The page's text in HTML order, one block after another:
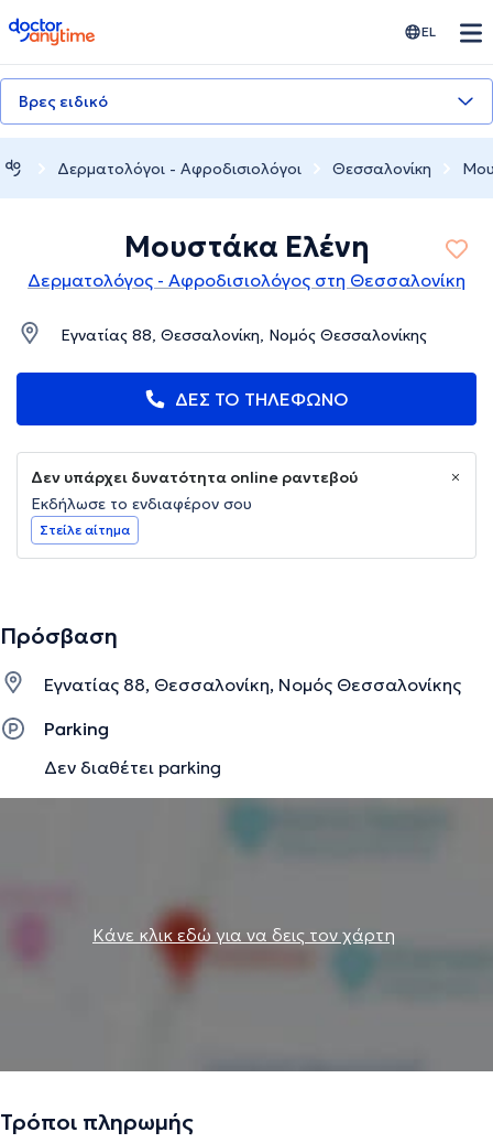
doctoranytime EL
Βρες ειδικό
Δερματολόγοι - Αφροδισιολόγοι Θεσσαλονίκη
Μουστάκα Ελένη
Δερματολόγος - Αφροδισιολόγος στη Θεσσαλονίκη
Εγνατίας 88, Θεσσαλονίκη, Νομός Θεσσαλονίκης
ΔΕΣ ΤΟ ΤΗΛΕΦΩΝΟ
Δεν υπάρχει δυνατότητα online ραντεβού
Εκδήλωσε το ενδιαφέρον σου
Στείλε αίτημα
Πρόσβαση
Εγνατίας 88, Θεσσαλονίκη, Νομός Θεσσαλονίκης
Parking
Δεν διαθέτει parking
Κάνε κλικ εδώ για να δεις τον χάρτη
Τρόποι πληρωμής